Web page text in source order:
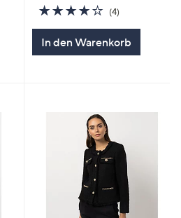
3.8
von
5
(4)
In den Warenkorb